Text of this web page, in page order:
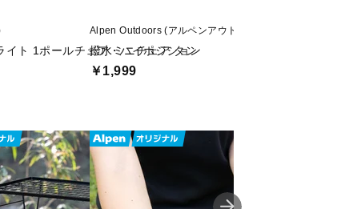
イト 1ポールチェア・ハイポジション
Alpen Outdoors (アルペンアウトドアーズ)
撥水ミニチェア タン
￥1,999